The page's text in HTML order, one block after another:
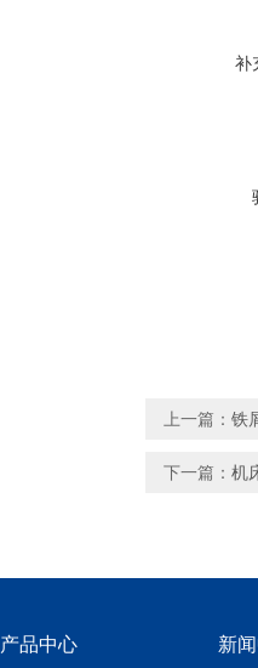
补
上一篇： 铁
下一篇： 机
产品中心 新